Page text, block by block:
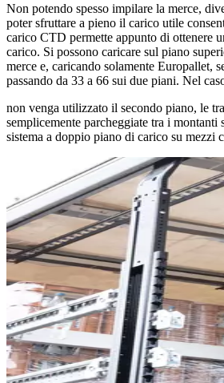
Non potendo spesso impilare la merce,
poter sfruttare a pieno il carico utile
carico CTD permette appunto di ottenere
carico. Si possono caricare sul piano
merce e, caricando solamente Europallet,
passando da 33 a 66 sui due piani. Nel
non venga utilizzato il secondo piano, le
semplicemente parcheggiate tra i montanti
sistema a doppio piano di carico su mezzi